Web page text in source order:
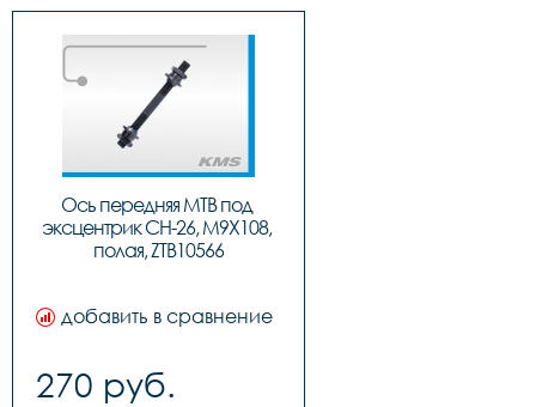
Ось передняя МТВ под
эксцентрик CH-26, М9X108,
полая, ZTB10566
добавить в сравнение
270 руб.